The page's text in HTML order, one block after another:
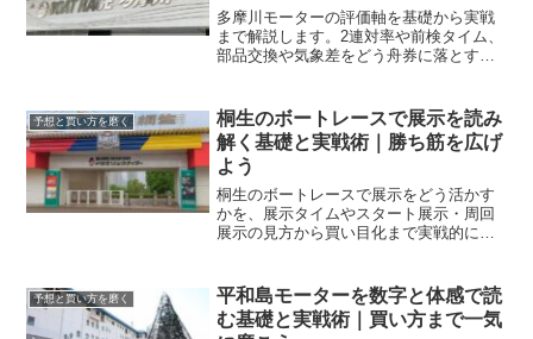
多摩川モーターの評価軸を基礎から実戦
まで解説します。2連対率や前検タイム、
部品交換や気象差をどう舟券に落とすか
予想と買い方を磨く
桐生のボートレースで展示を読み
解く基礎と実戦術｜勝ち筋を広げ
よう
桐生のボートレースで展示をどう活かす
かを、展示タイムやスタート展示・周回
展示の見方から買い目化まで実戦的に解
げにつなげます。
予想と買い方を磨く
平和島モーターを数字と体感で読
む基礎と実戦術｜買い方まで一気